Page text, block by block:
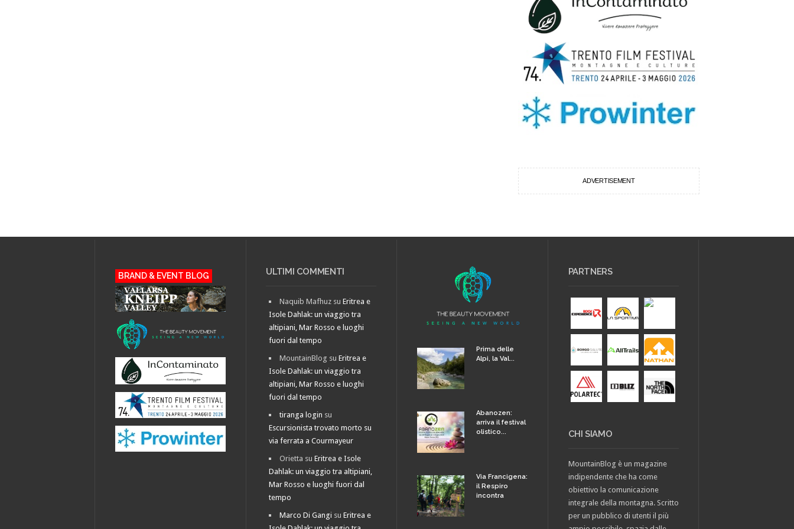
ADVERTISEMENT
BRAND & EVENT BLOG ULTIMI COMMENTI
Naquib Mafhuz suEritrea e
Isole Dahlak: un viaggio tra
altipiani, Mar Rosso e luoghi
fuori dal tempo
MountainBlog suEritrea e
Isole Dahlak: un viaggio tra
altipiani, Mar Rosso e luoghi
fuori dal tempo
tiranga login su
Escursionista trovato morto su
via ferrata a Courmayeur
Orietta suEritrea e Isole
Dahlak: un viaggio tra altipiani,
Mar Rosso e luoghi fuori dal
tempo
Marco Di Gangi suEritrea e
Prima delle
Alpi, la Val...
Abanozen:
arriva il festival
olistico...
Via Francigena:
il Respiro
incontra
PARTNERS
CHI SIAMO
MountainBlog è un magazine
indipendente che ha come
obiettivo la comunicazione
integrale della montagna. Scritto
per un pubblico di utenti il più